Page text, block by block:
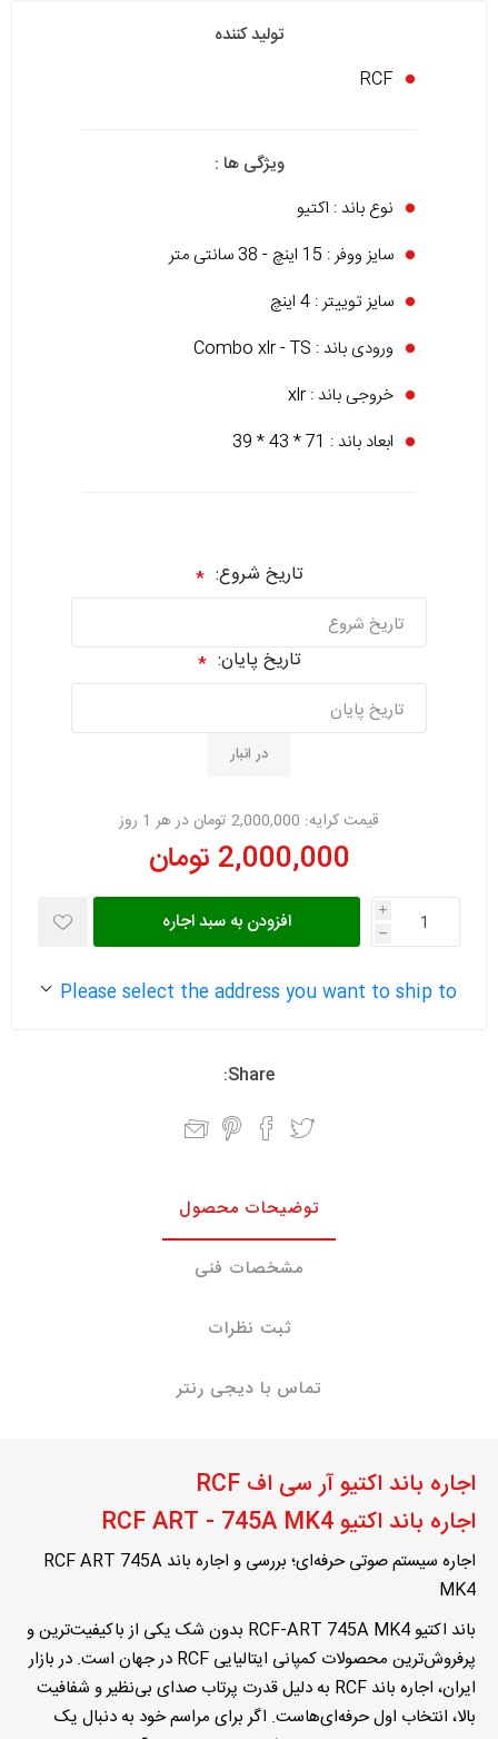
تولید کننده
RCF
ویژگی ها :
نوع باند : اکتیو
سایز ووفر : 15 اینچ - 38 سانتی متر
سایز توییتر : 4 اینچ
ورودی باند : Combo xlr - TS
خروجی باند : xlr
ابعاد باند : 71 * 43 * 39
تاریخ شروع: *
تاریخ پایان: *
در انبار
قیمت کرایه: 2,000,000 تومان در هر 1 روز
2,000,000 تومان
i
h افزودن به سبد اجاره
Please select the address you want to ship to
Share:
توضیحات محصول
مشخصات فنی
ثبت نظرات
تماس با دیجی رنتر
اجاره باند اکتیو آر سی اف RCF
اجاره باند اکتیو RCF ART - 745A MK4
اجاره سیستم صوتی حرفه‌ای؛ بررسی و اجاره باند RCF ART 745A
MK4
باند اکتیوRCF-ART 745A MK4 بدون شک یکی از باکیفیت‌ترین و
پرفروش‌ترین محصولات کمپانی ایتالیایی RCF در جهان است. در بازار
ایران، اجاره باند
به دلیل قدرت پرتاب صدای بی‌نظیر و شفافیت
بالا، انتخاب اول حرفه‌ای‌هاست. اگر برای مراسم خود به دنبال یک